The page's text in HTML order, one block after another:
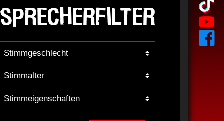
SPRECHERFILTER